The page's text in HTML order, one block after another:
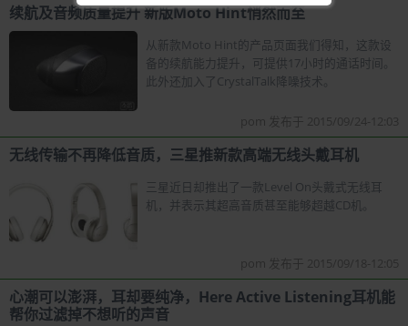
续航及音频质量提升 新版Moto Hint悄然而至
从新款Moto Hint的产品页面我们得知，这款设
备的续航能力提升，可提供17小时的通话时间。
此外还加入了CrystalTalk降噪技术。
pom 发布于 2015/09/24-12:03
无线传输不再降低音质，三星推新款高端无线头戴耳机
三星近日却推出了一款Level On头戴式无线耳
机，并表示其超高音质甚至能够超越CD机。
pom 发布于 2015/09/18-12:05
心潮可以澎湃，耳却要纯净，Here Active Listening耳机能
帮你过滤掉不想听的声音